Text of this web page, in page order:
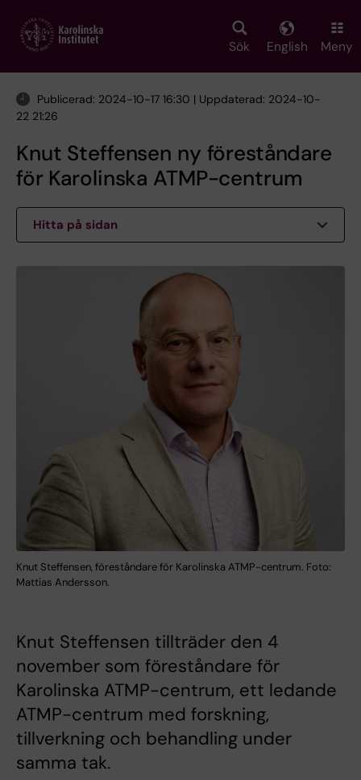
main
Sök English Meny
Publicerad: 2024-10-17 16:30 | Uppdaterad: 2024-10-
22 21:26
Knut Steffensen ny föreståndare
för Karolinska ATMP-centrum
Hitta på sidan
Knut Steffensen, föreståndare för Karolinska ATMP-centrum. Foto:
Mattias Andersson.
Knut Steffensen tillträder den 4
november som föreståndare för
Karolinska ATMP-centrum, ett ledande
ATMP-centrum med forskning,
tillverkning och behandling under
samma tak.